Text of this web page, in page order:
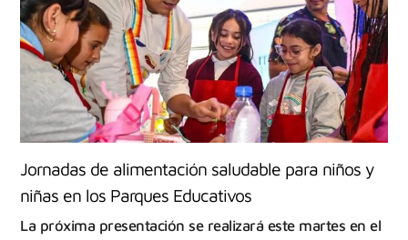
Jornadas de alimentación saludable para niños y
niñas en los Parques Educativos
La próxima presentación se realizará este martes en el